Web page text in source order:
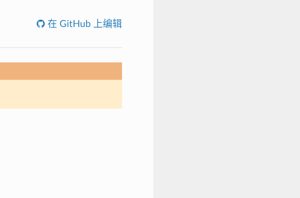
在 GitHub 上编辑